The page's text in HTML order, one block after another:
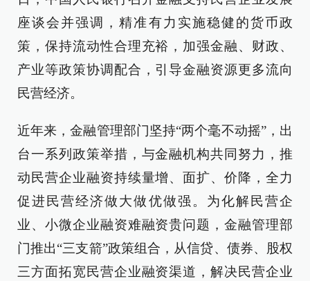
座谈会并强调，精准有力实施稳健的货币政
策，保持流动性合理充裕，加强金融、财政、
产业等政策协调配合，引导金融资源更多流向
民营经济。
近年来，金融管理部门坚持“两个毫不动摇”，出
台一系列政策举措，与金融机构共同努力，推
动民营企业融资持续量增、面扩、价降，全力
促进民营经济做大做优做强。为化解民营企
业、小微企业融资难融资贵问题，金融管理部
门推出“三支箭”政策组合，从信贷、债券、股权
三方面拓宽民营企业融资渠道，解决民营企业